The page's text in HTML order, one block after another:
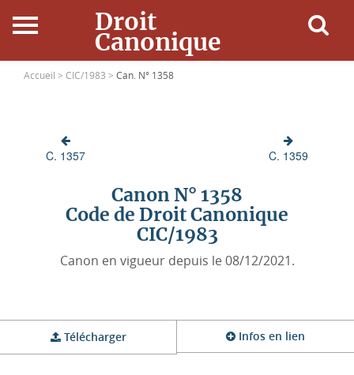
Droit
Canonique
Accueil
Ressources
Accueil > CIC/1983 > Can. N° 1358
C. 1357 C. 1359
Canon N° 1358
Code de Droit Canonique
CIC/1983
Canon en vigueur depuis le 08/12/2021.
Télécharger Infos en lien